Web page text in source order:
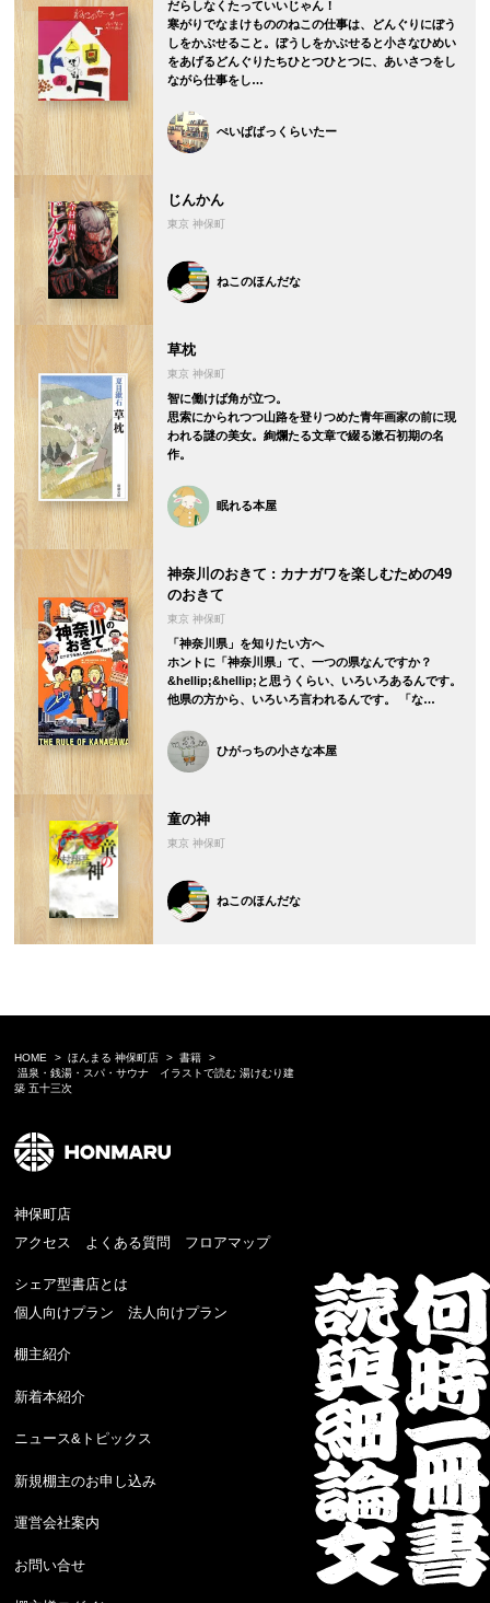
だらしなくたっていいじゃん！
寒がりでなまけもののねこの仕事は、どんぐりにぼう
しをかぶせること。ぼうしをかぶせると小さなひめい
をあげるどんぐりたちひとつひとつに、あいさつをし
ながら仕事をし…
ぺいぱばっくらいたー
じんかん
東京 神保町
ねこのほんだな
草枕
東京 神保町
智に働けば角が立つ。
思索にかられつつ山路を登りつめた青年画家の前に現
われる謎の美女。絢爛たる文章で綴る漱石初期の名
作。
眠れる本屋
神奈川のおきて : カナガワを楽しむための49
のおきて
東京 神保町
「神奈川県」を知りたい方へ
ホントに「神奈川県」て、一つの県なんですか？
&hellip;&hellip;と思うくらい、いろいろあるんです。
他県の方から、いろいろ言われるんです。 「な…
ひがっちの小さな本屋
童の神
東京 神保町
ねこのほんだな
HOME ほんまる 神保町店
書籍
温泉・銭湯・スパ・サウナ イラストで読む 湯けむり建
築 五十三次
神保町店
アクセス
よくある質問 フロアマップ
シェア型書店とは
個人向けプラン
法人向けプラン
棚主紹介
新着本紹介
ニュース&トピックス
新規棚主のお申し込み
運営会社案内
お問い合せ